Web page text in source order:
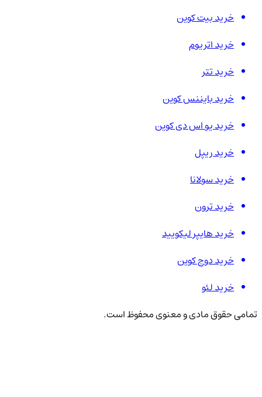
خرید بیت کوین
خرید اتریوم
خرید تتر
خرید بایننس کوین
خرید یو اس دی کوین
خرید ریپل
خرید سولانا
خرید ترون
خرید هایپر لیکویید
خرید دوج کوین
خرید لئو
تمامی حقوق مادی و معنوی محفوظ است.